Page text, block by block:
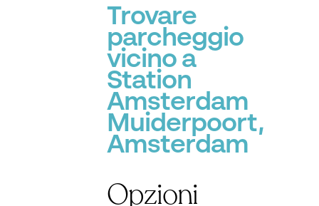
Trovare
parcheggio
vicino a
Station
Amsterdam
Muiderpoort,
Amsterdam
Opzioni